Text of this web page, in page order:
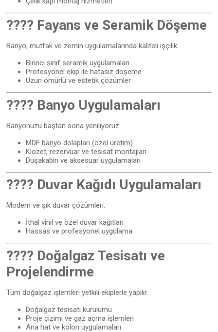
???? Fayans ve Seramik Döşeme
Banyo, mutfak ve zemin uygulamalarında kaliteli işçilik:
Birinci sınıf seramik uygulamaları
Profesyonel ekip ile hatasız döşeme
Uzun ömürlü ve estetik çözümler
???? Banyo Uygulamaları
Banyonuzu baştan sona yeniliyoruz.
MDF banyo dolapları (özel üretim)
Klozet, rezervuar ve tesisat montajları
Duşakabin ve aksesuar uygulamaları
???? Duvar Kağıdı Uygulamaları
Modern ve şık duvar çözümleri:
İthal vinil ve özel duvar kağıtları
Hassas ve profesyonel uygulama
???? Doğalgaz Tesisatı ve
Projelendirme
Tüm doğalgaz işlemleri yetkili ekiplerle yapılır.
Doğalgaz tesisatı kurulumu
Proje çizimi ve gaz açma işlemleri
Ana hat ve kolon uygulamaları